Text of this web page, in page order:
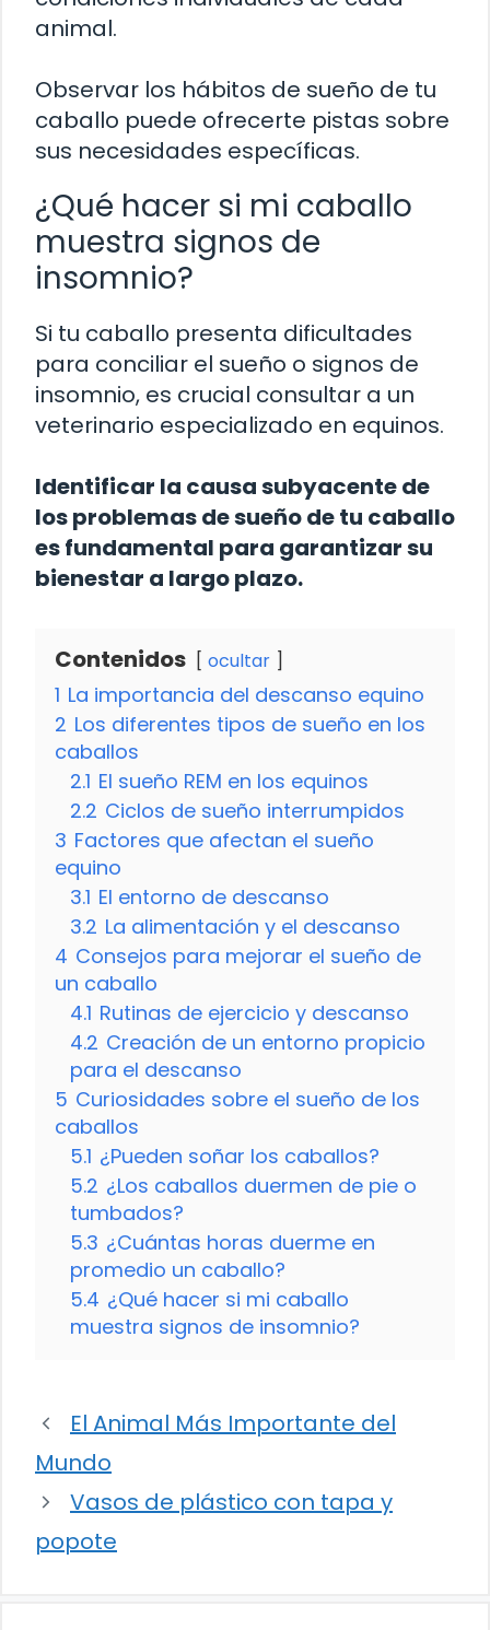
animal.
Observar los hábitos de sueño de tu
caballo puede ofrecerte pistas sobre
sus necesidades específicas.
¿Qué hacer si mi caballo
muestra signos de
insomnio?
Si tu caballo presenta dificultades
para conciliar el sueño o signos de
insomnio, es crucial consultar a un
veterinario especializado en equinos.
Identificar la causa subyacente de
los problemas de sueño de tu caballo
es fundamental para garantizar su
bienestar a largo plazo.
Contenidos ocultar
1 La importancia del descanso equino
2 Los diferentes tipos de sueño en los
caballos
2.1 El sueño REM en los equinos
2.2 Ciclos de sueño interrumpidos
3 Factores que afectan el sueño
equino
3.1 El entorno de descanso
3.2 La alimentación y el descanso
4 Consejos para mejorar el sueño de
un caballo
4.1 Rutinas de ejercicio y descanso
4.2 Creación de un entorno propicio
para el descanso
5 Curiosidades sobre el sueño de los
caballos
5.1 ¿Pueden soñar los caballos?
5.2 ¿Los caballos duermen de pie o
tumbados?
5.3 ¿Cuántas horas duerme en
promedio un caballo?
5.4 ¿Qué hacer si mi caballo
muestra signos de insomnio?
El Animal Más Importante del
Mundo
Vasos de plástico con tapa y
popote